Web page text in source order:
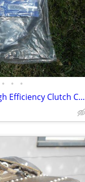
• • •
Magnum Black Pearl High Efficiency Clutch Cable-1903446